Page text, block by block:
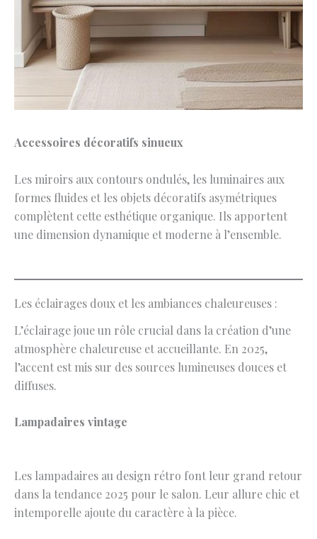
Accessoires décoratifs sinueux
Les miroirs aux contours ondulés, les luminaires aux
formes fluides et les objets décoratifs asymétriques
complètent cette esthétique organique. Ils apportent
une dimension dynamique et moderne à l’ensemble.
Les éclairages doux et les ambiances chaleureuses :
L’éclairage joue un rôle crucial dans la création d’une
atmosphère chaleureuse et accueillante. En 2025,
l’accent est mis sur des sources lumineuses douces et
diffuses.
Lampadaires vintage
Les lampadaires au design rétro font leur grand retour
dans la tendance 2025 pour le salon. Leur allure chic et
intemporelle ajoute du caractère à la pièce.